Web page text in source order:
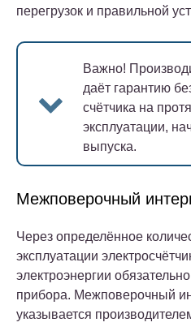
перегрузок и правильной
Важно!
даёт гарантию
счётчика на
эксплуатации,
выпуска.
Межповерочный
Через определённое
эксплуатации
электроэнергии
прибора. Межповерочный
указывается